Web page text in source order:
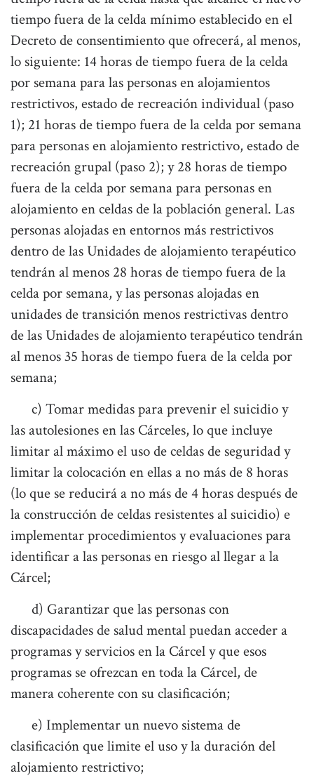
tiempo fuera de la celda mínimo establecido en el
Decreto de consentimiento que ofrecerá, al menos,
lo siguiente: 14 horas de tiempo fuera de la celda
por semana para las personas en alojamientos
restrictivos, estado de recreación individual (paso
1); 21 horas de tiempo fuera de la celda por semana
para personas en alojamiento restrictivo, estado de
recreación grupal (paso 2); y 28 horas de tiempo
fuera de la celda por semana para personas en
alojamiento en celdas de la población general. Las
personas alojadas en entornos más restrictivos
dentro de las Unidades de alojamiento terapéutico
tendrán al menos 28 horas de tiempo fuera de la
celda por semana, y las personas alojadas en
unidades de transición menos restrictivas dentro
de las Unidades de alojamiento terapéutico tendrán
al menos 35 horas de tiempo fuera de la celda por
semana;
c) Tomar medidas para prevenir el suicidio y
las autolesiones en las Cárceles, lo que incluye
limitar al máximo el uso de celdas de seguridad y
limitar la colocación en ellas a no más de 8 horas
(lo que se reducirá a no más de 4 horas después de
la construcción de celdas resistentes al suicidio) e
implementar procedimientos y evaluaciones para
identificar a las personas en riesgo al llegar a la
Cárcel;
d) Garantizar que las personas con
discapacidades de salud mental puedan acceder a
programas y servicios en la Cárcel y que esos
programas se ofrezcan en toda la Cárcel, de
manera coherente con su clasificación;
e) Implementar un nuevo sistema de
clasificación que limite el uso y la duración del
alojamiento restrictivo;